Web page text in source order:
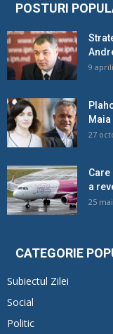
POSTURI
9
27
a
25
CATEGORIE
Subiectul Zilei
Social
Politic